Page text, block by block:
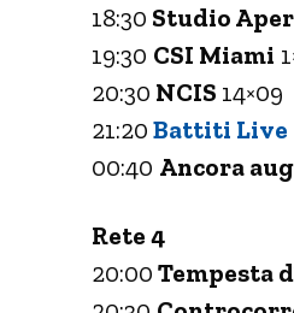
18:30 Studio
19:30 CSI Miami
20:30 NCIS 14×09
21:20 Battiti Live
00:40 Ancora
Rete 4
20:00 Tempesta